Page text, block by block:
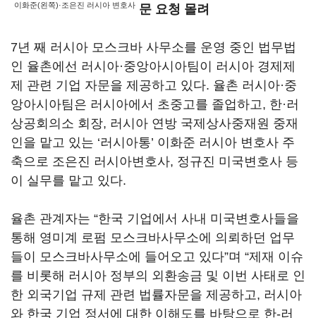
이화준(왼쪽)·조은진 러시아 변호사 문 요청 몰려
7년 째 러시아 모스크바 사무소를 운영 중인 법무법
인 율촌에선 러시아·중앙아시아팀이 러시아 경제제
제 관련 기업 자문을 제공하고 있다. 율촌 러시아·중
앙아시아팀은 러시아에서 초중고를 졸업하고, 한·러
상공회의소 회장, 러시아 연방 국제상사중재원 중재
인을 맡고 있는 ‘러시아통’ 이화준 러시아 변호사 주
축으로 조은진 러시아변호사, 정규진 미국변호사 등
이 실무를 맡고 있다.
율촌 관계자는 “한국 기업에서 사내 미국변호사들을
통해 영미계 로펌 모스크바사무소에 의뢰하던 업무
들이 모스크바사무소에 들어오고 있다”며 “제재 이슈
를 비롯해 러시아 정부의 외환송금 및 이번 사태로 인
한 외국기업 규제 관련 법률자문을 제공하고, 러시아
와 한국 기업 정서에 대한 이해도를 바탕으로 한-러